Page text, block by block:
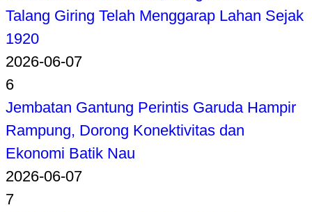
Talang Giring Telah Menggarap Lahan Sejak
1920
2026-06-07
6
Jembatan Gantung Perintis Garuda Hampir
Rampung, Dorong Konektivitas dan
Ekonomi Batik Nau
2026-06-07
7